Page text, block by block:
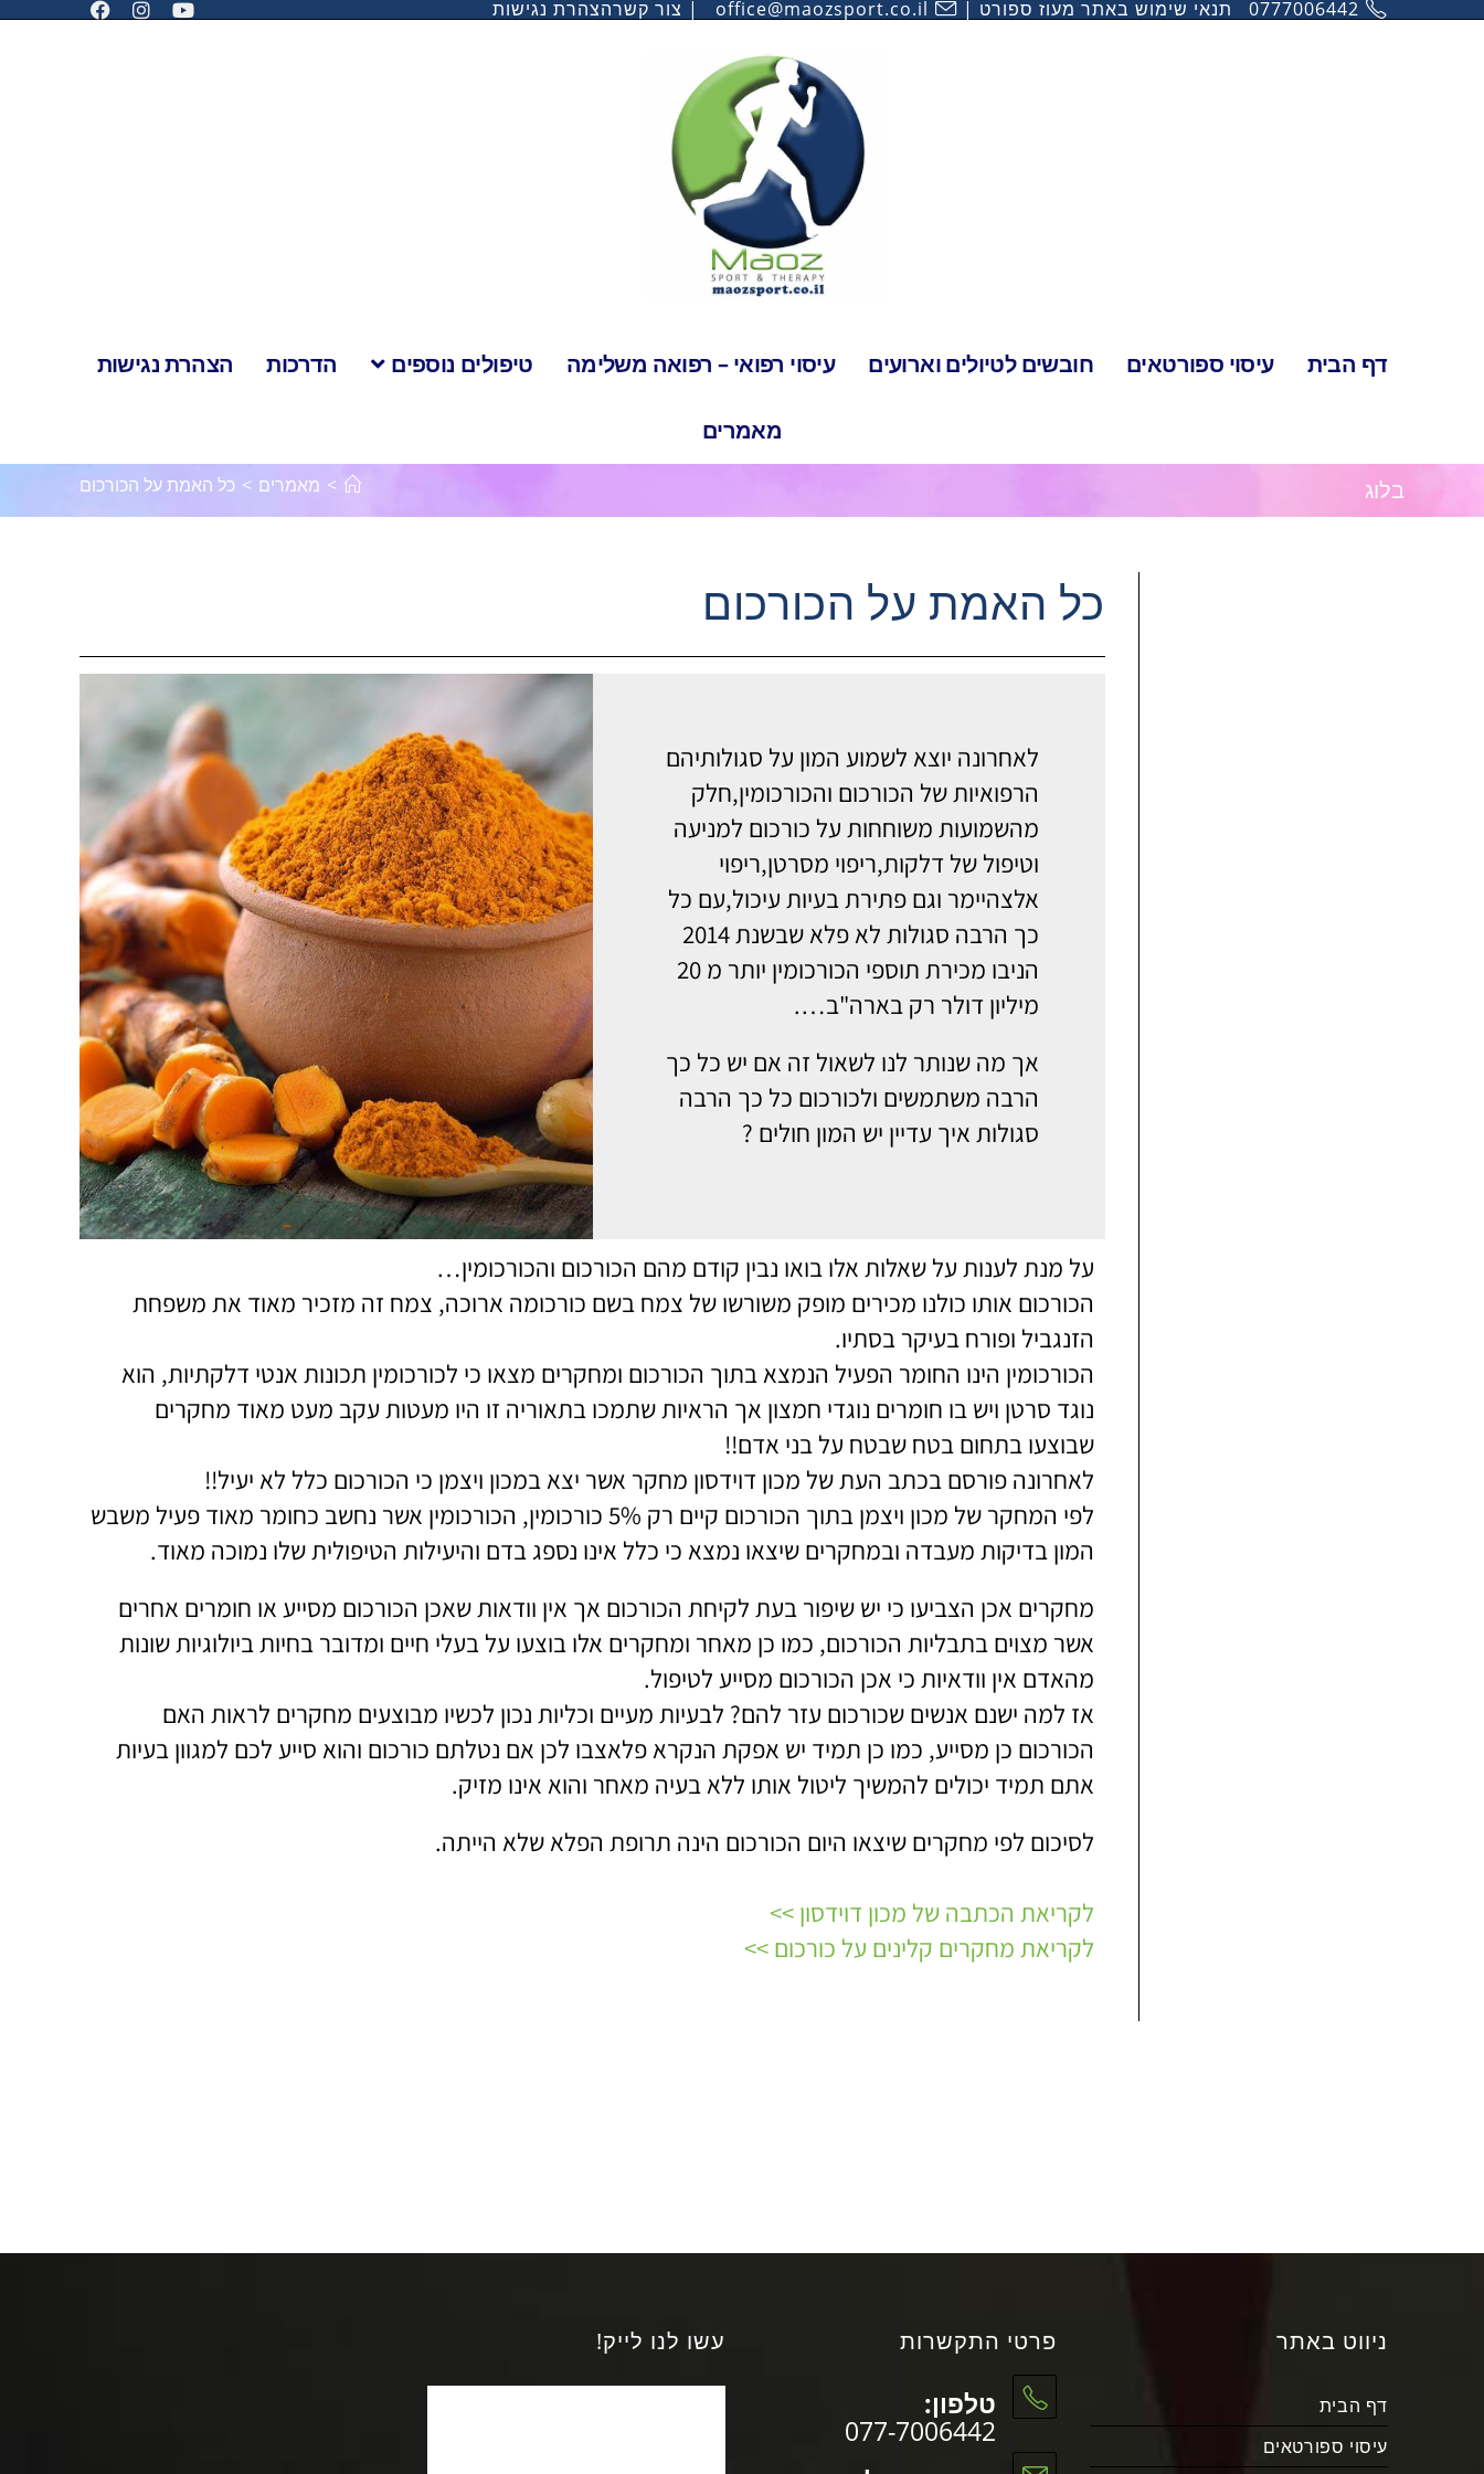
0777006442 תנאי שימוש באתר מעוז ספורט office@maozsport.co.il צור קשרהצהרת נגישות
דף הבית עיסוי ספורטאים חובשים לטיולים וארועים עיסוי רפואי – רפואה משלימה טיפולים נוספים הדרכות הצהרת נגישות
מאמרים
בלוג
> מאמרים > כל האמת על הכורכום
כל האמת על הכורכום
לאחרונה יוצא לשמוע המון על סגולותיהם
הרפואיות של הכורכום והכורכומין,חלק
מהשמועות משוחחות על כורכום למניעה
וטיפול של דלקות,ריפוי מסרטן,ריפוי
אלצהיימר וגם פתירת בעיות עיכול,עם כל
כך הרבה סגולות לא פלא שבשנת 2014
הניבו מכירת תוספי הכורכומין יותר מ 20
מיליון דולר רק בארה"ב….
אך מה שנותר לנו לשאול זה אם יש כל כך
הרבה משתמשים ולכורכום כל כך הרבה
סגולות איך עדיין יש המון חולים ?
על מנת לענות על שאלות אלו בואו נבין קודם מהם הכורכום והכורכומין…
הכורכום אותו כולנו מכירים מופק משורשו של צמח בשם כורכומה ארוכה, צמח זה מזכיר מאוד את משפחת
הזנגביל ופורח בעיקר בסתיו.
הכורכומין הינו החומר הפעיל הנמצא בתוך הכורכום ומחקרים מצאו כי לכורכומין תכונות אנטי דלקתיות, הוא
נוגד סרטן ויש בו חומרים נוגדי חמצון אך הראיות שתמכו בתאוריה זו היו מעטות עקב מעט מאוד מחקרים
שבוצעו בתחום בטח שבטח על בני אדם!!
לאחרונה פורסם בכתב העת של מכון דוידסון מחקר אשר יצא במכון ויצמן כי הכורכום כלל לא יעיל!!
לפי המחקר של מכון ויצמן בתוך הכורכום קיים רק 5% כורכומין, הכורכומין אשר נחשב כחומר מאוד פעיל משבש
המון בדיקות מעבדה ובמחקרים שיצאו נמצא כי כלל אינו נספג בדם והיעילות הטיפולית שלו נמוכה מאוד.
מחקרים אכן הצביעו כי יש שיפור בעת לקיחת הכורכום אך אין וודאות שאכן הכורכום מסייע או חומרים אחרים
אשר מצוים בתבליות הכורכום, כמו כן מאחר ומחקרים אלו בוצעו על בעלי חיים ומדובר בחיות ביולוגיות שונות
מהאדם אין וודאיות כי אכן הכורכום מסייע לטיפול.
אז למה ישנם אנשים שכורכום עזר להם? לבעיות מעיים וכליות נכון לכשיו מבוצעים מחקרים לראות האם
הכורכום כן מסייע, כמו כן תמיד יש אפקת הנקרא פלאצבו לכן אם נטלתם כורכום והוא סייע לכם למגוון בעיות
אתם תמיד יכולים להמשיך ליטול אותו ללא בעיה מאחר והוא אינו מזיק.
לסיכום לפי מחקרים שיצאו היום הכורכום הינה תרופת הפלא שלא הייתה.
לקריאת הכתבה של מכון דוידסון >>
לקריאת מחקרים קלינים על כורכום >>
ניווט באתר
דף הבית
עיסוי ספורטאים
פרטי התקשרות
טלפון:
077-7006442
עשו לנו לייק!